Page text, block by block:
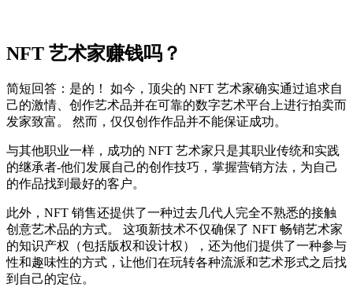
NFT 艺术家赚钱吗？
简短回答：是的！ 如今，顶尖的 NFT 艺术家确实通过追求自
己的激情、创作艺术品并在可靠的数字艺术平台上进行拍卖而
发家致富。 然而，仅仅创作作品并不能保证成功。
与其他职业一样，成功的 NFT 艺术家只是其职业传统和实践
的继承者-他们发展自己的创作技巧，掌握营销方法，为自己
的作品找到最好的客户。
此外，NFT 销售还提供了一种过去几代人完全不熟悉的接触
创意艺术品的方式。 这项新技术不仅确保了 NFT 畅销艺术家
的知识产权（包括版权和设计权），还为他们提供了一种参与
性和趣味性的方式，让他们在玩转各种流派和艺术形式之后找
到自己的定位。